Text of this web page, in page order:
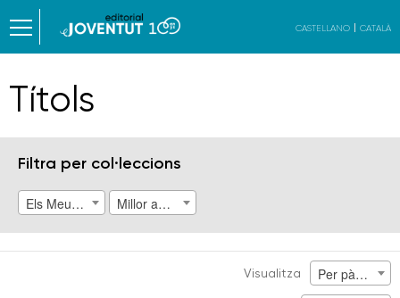
CASTELLANO CATALÀ
Títols
Filtra per col·leccions
Els Meus Primers Llibres (101) Millor amb Amics (8)
Visualitza Per pàgina